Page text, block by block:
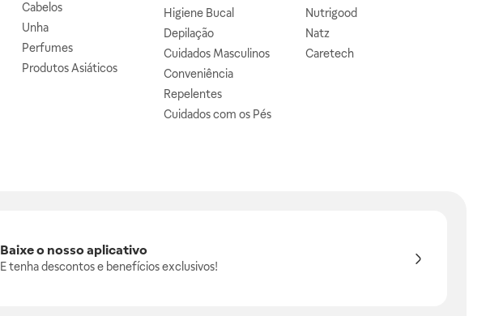
Cabelos
Unha
Perfumes
Produtos Asiáticos
Higiene Bucal
Depilação
Cuidados Masculinos
Conveniência
Repelentes
Cuidados com os Pés
Nutrigood
Natz
Caretech
Baixe o nosso aplicativo
E tenha descontos e benefícios exclusivos!